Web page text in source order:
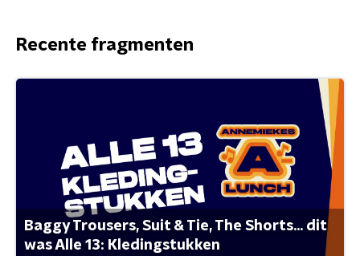
Recente fragmenten
Baggy Trousers, Suit & Tie, The Shorts... dit
was Alle 13: Kledingstukken